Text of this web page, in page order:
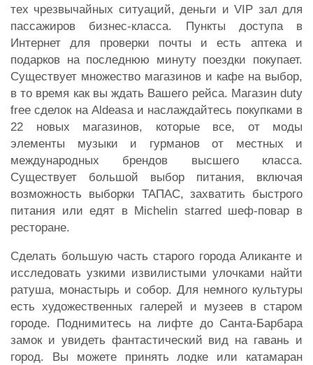
тех чрезвычайных ситуаций, деньги и VIP зал для
пассажиров бизнес-класса. Пункты доступа в
Интернет для проверки почты и есть аптека и
подарков на последнюю минуту поездки покупает.
Существует множество магазинов и кафе на выбор,
в то время как вы ждать Вашего рейса. Магазин duty
free сделок на Aldeasa и наслаждайтесь покупками в
22 новых магазинов, которые все, от моды
элементы музыки и гурманов от местных и
международных брендов высшего класса.
Существует большой выбор питания, включая
возможность выборки ТАПАС, захватить быстрого
питания или едят в Michelin starred шеф-повар в
ресторане.
Сделать большую часть старого города Аликанте и
исследовать узкими извилистыми улочками найти
ратуша, монастырь и собор. Для немного культуры
есть художественных галерей и музеев в старом
городе. Поднимитесь на лифте до Санта-Барбара
замок и увидеть фантастический вид на гавань и
город. Вы можете принять лодке или катамаран